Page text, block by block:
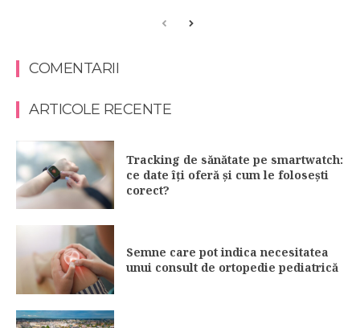
COMENTARII
ARTICOLE RECENTE
Tracking de sănătate pe smartwatch:
ce date îți oferă și cum le folosești
corect?
Semne care pot indica necesitatea
unui consult de ortopedie pediatrică